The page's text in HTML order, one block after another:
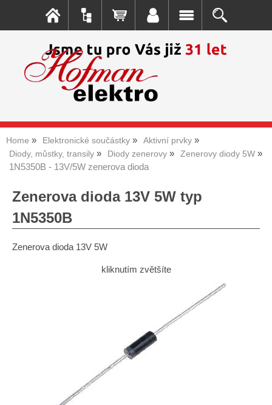
Home Elektronické součástky
Aktivní prvky
Diody, můstky, transily
Diody zenerovy Zenerovy diody 5W
1N5350B - 13V/5W zenerova dioda
Zenerova dioda 13V 5W typ
1N5350B
Zenerova dioda 13V 5W
kliknutím zvětšíte